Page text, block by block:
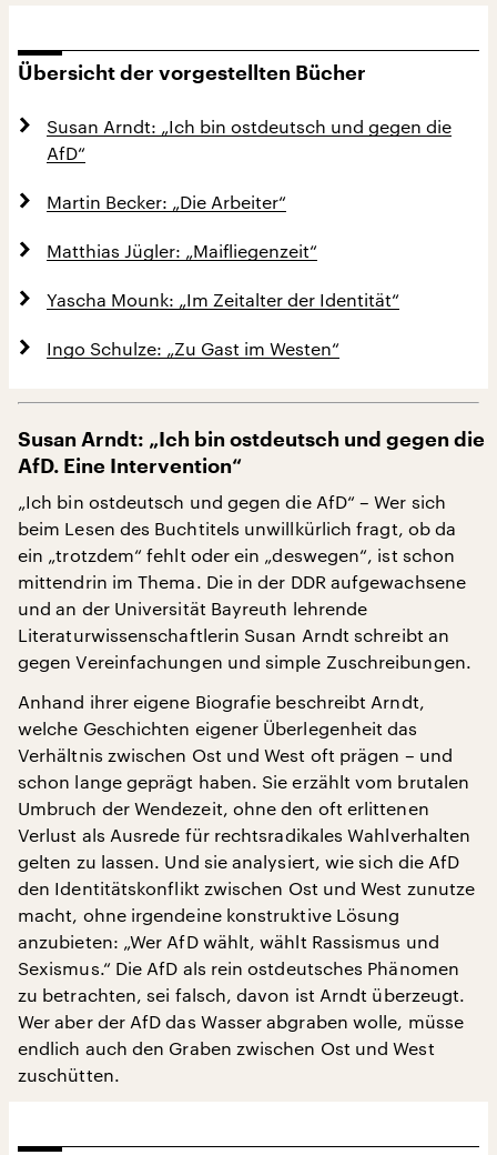
Übersicht der vorgestellten Bücher
Susan Arndt: „Ich bin ostdeutsch und gegen die
AfD“
Martin Becker: „Die Arbeiter“
Matthias Jügler: „Maifliegenzeit“
Yascha Mounk: „Im Zeitalter der Identität“
Ingo Schulze: „Zu Gast im Westen“
Susan Arndt: „Ich bin ostdeutsch und gegen die
AfD. Eine Intervention“
„Ich bin ostdeutsch und gegen die AfD“ – Wer sich
beim Lesen des Buchtitels unwillkürlich fragt, ob da
ein „trotzdem“ fehlt oder ein „deswegen“, ist schon
mittendrin im Thema. Die in der DDR aufgewachsene
und an der Universität Bayreuth lehrende
Literaturwissenschaftlerin Susan Arndt schreibt an
gegen Vereinfachungen und simple Zuschreibungen.
Anhand ihrer eigene Biografie beschreibt Arndt,
welche Geschichten eigener Überlegenheit das
Verhältnis zwischen Ost und West oft prägen – und
schon lange geprägt haben. Sie erzählt vom brutalen
Umbruch der Wendezeit, ohne den oft erlittenen
Verlust als Ausrede für rechtsradikales Wahlverhalten
gelten zu lassen. Und sie analysiert, wie sich die AfD
den Identitätskonflikt zwischen Ost und West zunutze
macht, ohne irgendeine konstruktive Lösung
anzubieten: „Wer AfD wählt, wählt Rassismus und
Sexismus.“ Die AfD als rein ostdeutsches Phänomen
zu betrachten, sei falsch, davon ist Arndt überzeugt.
Wer aber der AfD das Wasser abgraben wolle, müsse
endlich auch den Graben zwischen Ost und West
zuschütten.